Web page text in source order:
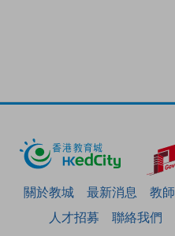
關於教城 最新消息 教師
人才招募
聯絡我們